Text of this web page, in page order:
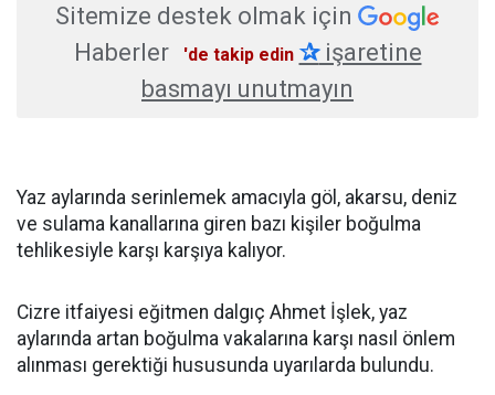
Sitemize destek olmak için
Haberler
'de takip edin ✰işaretine
basmayı unutmayın
Yaz aylarında serinlemek amacıyla göl, akarsu, deniz
ve sulama kanallarına giren bazı kişiler boğulma
tehlikesiyle karşı karşıya kalıyor.
Cizre itfaiyesi eğitmen dalgıç Ahmet İşlek, yaz
aylarında artan boğulma vakalarına karşı nasıl önlem
alınması gerektiği hususunda uyarılarda bulundu.